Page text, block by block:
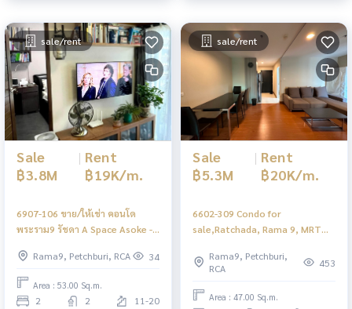
sale/rent
Sale
฿3.8M
| Rent
฿19K/m.
6907-106 ขาย/ให้เช่า คอนโด
พระราม9 รัชดา A Space Asoke -
พระราม9
Rama9, Petchburi, RCA 34
Area : 53.00 Sq.m.
2 2 11-20
sale/rent
Sale
฿5.3M
| Rent
฿20K/m.
6602-309 Condo for
sale,Ratchada, Rama 9, MRT
bedroom
Rama9, Petchburi,
RCA
453
Area : 47.00 Sq.m.